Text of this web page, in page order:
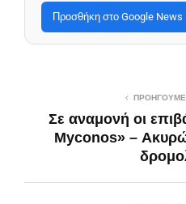
Προσθήκη στο Google News
Σε αναμονή οι
Myconos» –